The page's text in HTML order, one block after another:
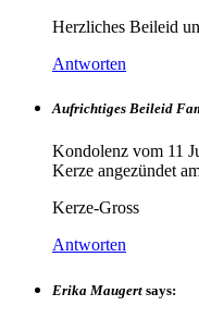
Herzliches Beileid
Antworten
Aufrichtiges Beileid
Kondolenz vom 11
Kerze angezündet
Kerze-Gross
Antworten
Erika Maugert says: